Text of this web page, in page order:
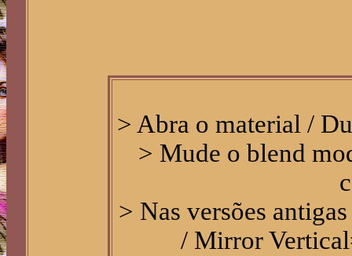
> Abra o material /
> Mude o blend
> Nas versões
/ Mirror